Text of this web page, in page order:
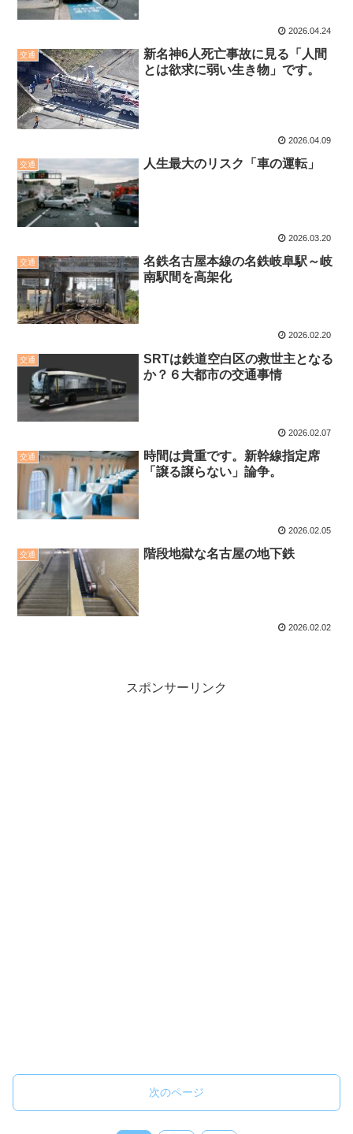
2026.04.24
交通
新名神6人死亡事故に見る「人間
とは欲求に弱い生き物」です。
2026.04.09
交通 人生最大のリスク「車の運転」
2026.03.20
交通
名鉄名古屋本線の名鉄岐阜駅～岐
南駅間を高架化
2026.02.20
交通
SRTは鉄道空白区の救世主となる
か？６大都市の交通事情
2026.02.07
交通
時間は貴重です。新幹線指定席
「譲る譲らない」論争。
2026.02.05
交通 階段地獄な名古屋の地下鉄
2026.02.02
スポンサーリンク
次のページ